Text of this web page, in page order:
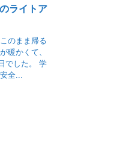
ライトア
のまま帰る
暖かくて、
でした。 学
全...